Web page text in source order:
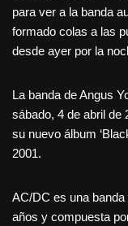
para ver a la banda
formado colas a las
desde ayer por la
La banda de Angus
sábado, 4 de abril de
su nuevo álbum
2001.
AC/DC es una
años y compuesta